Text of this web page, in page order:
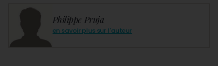
Philippe Pruja
en savoir plus sur l'auteur